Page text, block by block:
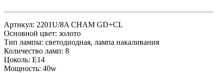
Артикул: 2201U/8A CHAM GD+CL
Основной цвет: золото
Тип лампы: светодиодная, лампа накаливания
Количество ламп: 8
Цоколь: E14
Мощность: 40w